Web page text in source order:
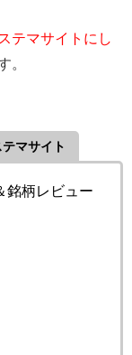
テマサイトにし
。
マサイト
銘柄レビュー